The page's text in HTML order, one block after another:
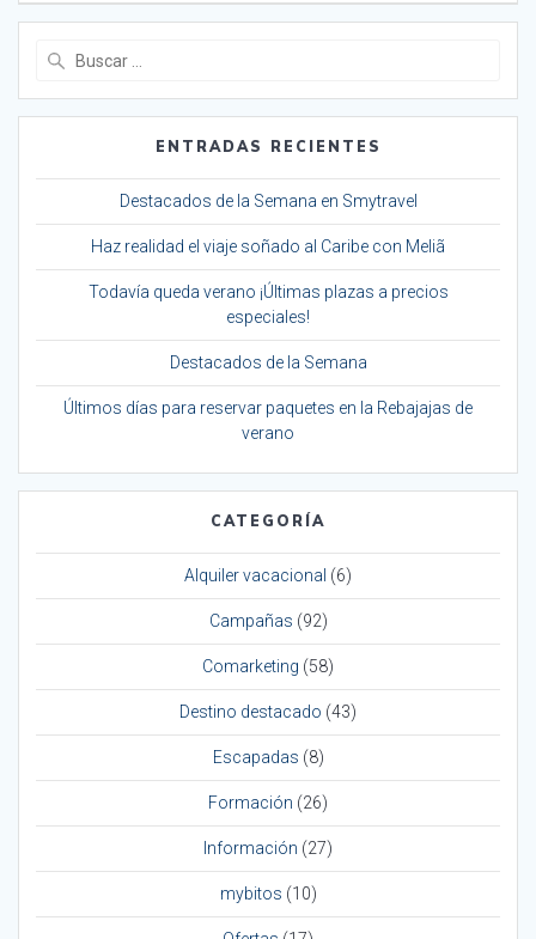
ENTRADAS RECIENTES
Destacados de la Semana en Smytravel
Haz realidad el viaje soñado al Caribe con Meliã
Todavía queda verano ¡Últimas plazas a precios
especiales!
Destacados de la Semana
Últimos días para reservar paquetes en la Rebajajas de
verano
CATEGORÍA
Alquiler vacacional (6)
Campañas (92)
Comarketing (58)
Destino destacado (43)
Escapadas (8)
Formación (26)
Información (27)
mybitos (10)